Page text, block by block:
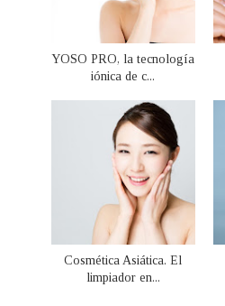
YOSO PRO, la tecnología
iónica de c...
Cosmética Asiática. El
limpiador en...